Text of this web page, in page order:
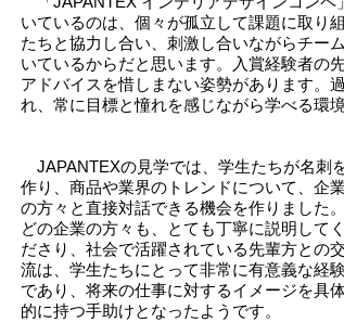
いているのは、個々が孤立して課題に取り
たちと協力し合い、刺激し合いながらチー
いているからだと思います。入賞経験者の
アドバイスを惜しまない姿勢があります。
れ、常に目標と憧れを感じながら学べる環
JAPANTEXの見学では、学生たちが名刺
作り、商品や業界のトレンドについて、企業
の方々と直接対話できる機会を作りました。
どの企業の方々も、とても丁寧に説明してく
ださり、社会で活躍されている先輩方との交
流は、学生たちにとって非常に有意義な経験
であり、将来の仕事に対するイメージを具
的に持つ手助けとなったようです。